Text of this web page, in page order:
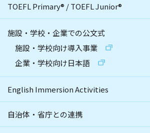
TOEFL Primary® /TOEFL Junior®
施設・学校・企業での公文式
施設・学校向け導入事業
企業・学校向け日本語
English Immersion Activities
自治体・省庁との連携